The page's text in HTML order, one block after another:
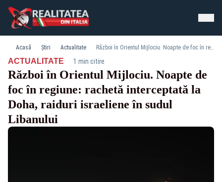
Acasă Știri Actualitate Război în Orientul Mijlociu. Noapte de foc în regiune: rachetă interceptată la Doha, raiduri israeliene în sudul Libanului
ACTUALITATE· 1 min citire
Război în Orientul Mijlociu. Noapte de
foc în regiune: rachetă interceptată la
Doha, raiduri israeliene în sudul
Libanului